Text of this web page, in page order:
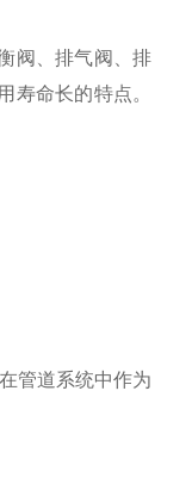
阀、排气阀、排
寿命长的特点。
管道系统中作为